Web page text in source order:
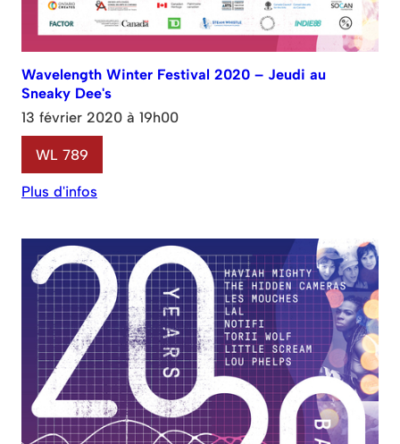
Wavelength Winter Festival 2020 – Jeudi au
Sneaky Dee's
13 février 2020 à 19h00
WL 789
Plus d'infos